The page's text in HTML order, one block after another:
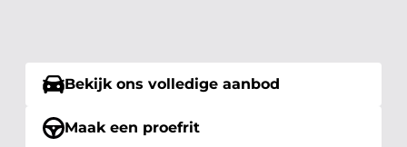
Bekijk ons volledige aanbod
Maak een proefrit